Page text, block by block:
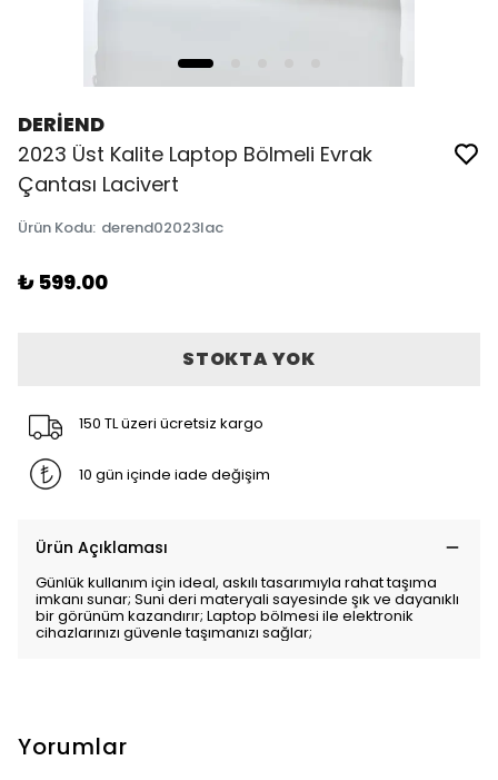
DERİEND
2023 Üst Kalite Laptop Bölmeli Evrak
Çantası Lacivert
Ürün Kodu: derend02023lac
₺ 599.00
STOKTA YOK
150 TL üzeri ücretsiz kargo
10 gün içinde iade değişim
Ürün Açıklaması
Günlük kullanım için ideal, askılı tasarımıyla rahat taşıma
imkanı sunar; Suni deri materyali sayesinde şık ve dayanıklı
bir görünüm kazandırır; Laptop bölmesi ile elektronik
cihazlarınızı güvenle taşımanızı sağlar;
Yorumlar